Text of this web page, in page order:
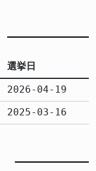
選挙日
2026-04-19
2025-03-16